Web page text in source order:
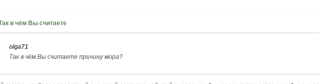
в чём Вы считаете
olga71
Так в чём Вы считаете причину мора?